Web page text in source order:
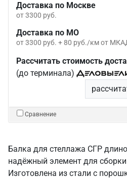
Доставка по Москве
от 3300 руб.
Доставка по МО
от 3300 руб. + 80 руб./км от
Рассчитать стоимость
(до терминала)
Сравнение
Балка для стеллажа СГР
надёжный элемент для
Изготовлена из стали с